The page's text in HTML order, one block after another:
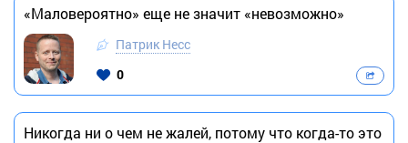
«Маловероятно» еще не значит «невозможно»
Патрик Несс
0
Никогда ни о чем не жалей, потому что когда-то это